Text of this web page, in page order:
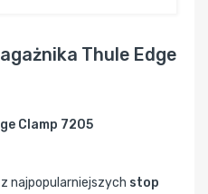
Thule Edge
Clamp 7205
najpopularniejszych stop